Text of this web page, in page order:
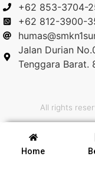
+62 853-3704-
+62 812-3900-
Jalan Durian
Tenggara Barat.
All rights
Home